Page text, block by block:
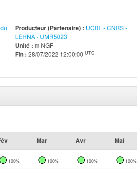
Producteur (Partenaire) : UCBL - CNRS -
LEHNA - UMR5023
Unité : m NGF
Fin : 28/07/2022 12:00:00 UTC
Mar Avr Mai
100% 100% 100% 100%